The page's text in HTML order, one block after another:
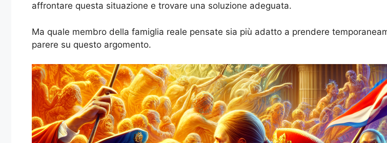
affrontare questa situazione e trovare una soluzione adeguata.
Ma quale membro della famiglia reale pensate sia più adatto a prendere
parere su questo argomento.